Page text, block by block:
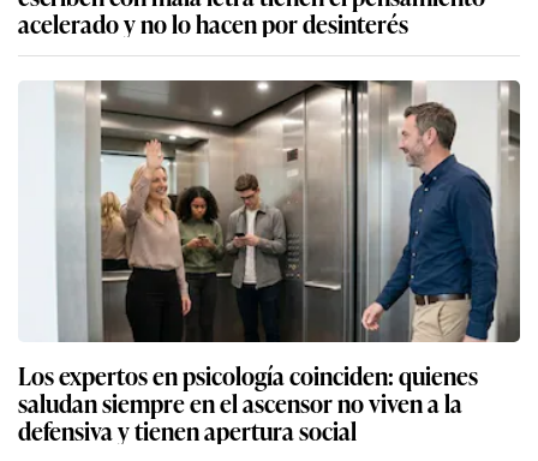
acelerado y no lo hacen por desinterés
Los expertos en psicología coinciden: quienes
saludan siempre en el ascensor no viven a la
defensiva y tienen apertura social